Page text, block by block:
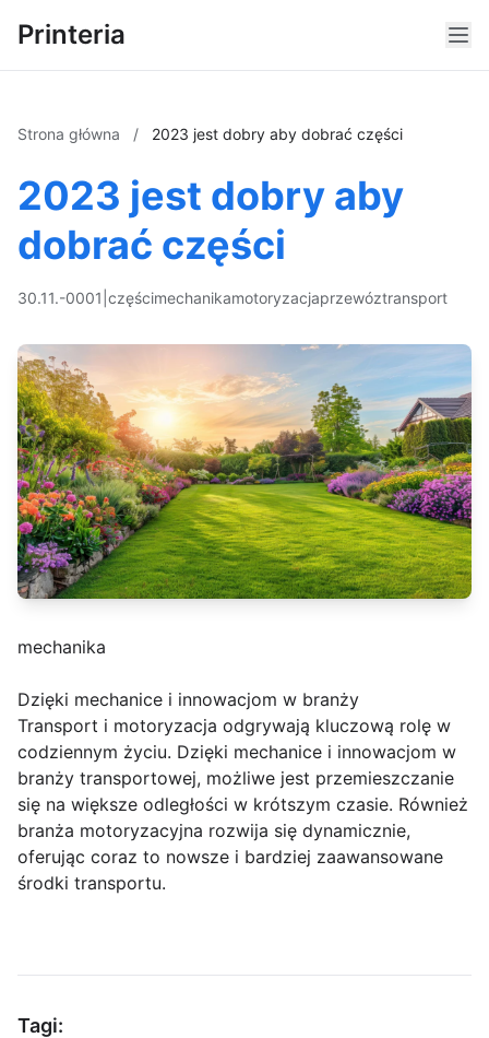
Printeria
Strona główna / 2023 jest dobry aby dobrać części
2023 jest dobry aby
dobrać części
30.11.-0001 częścimechanikamotoryzacjaprzewóztransport
mechanika
Dzięki mechanice i innowacjom w branży
Transport i motoryzacja odgrywają kluczową rolę w
codziennym życiu. Dzięki mechanice i innowacjom w
branży transportowej, możliwe jest przemieszczanie
się na większe odległości w krótszym czasie. Również
branża motoryzacyjna rozwija się dynamicznie,
oferując coraz to nowsze i bardziej zaawansowane
środki transportu.
Tagi: